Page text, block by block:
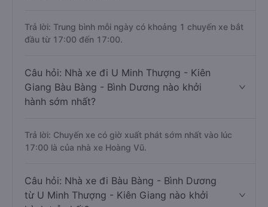
Trả lời: Trung bình mỗi ngày có khoảng 1 chuyến xe bắt
đầu từ 17:00 đến 17:00.
Câu hỏi: Nhà xe đi U Minh Thượng - Kiên
Giang Bàu Bàng - Bình Dương nào khởi
hành sớm nhất?
Trả lời: Chuyến xe có giờ xuất phát sớm nhất vào lúc
17:00 là của nhà xe Hoàng Vũ.
Câu hỏi: Nhà xe đi Bàu Bàng - Bình Dương
từ U Minh Thượng - Kiên Giang nào khởi